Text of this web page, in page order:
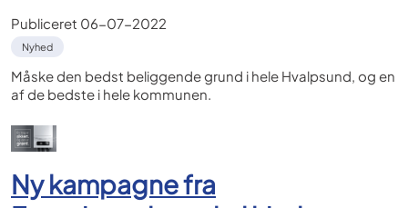
Publiceret 06-07-2022
Nyhed
Måske den bedst beliggende grund i hele Hvalpsund, og en
af de bedste i hele kommunen.
Ny kampagne fra